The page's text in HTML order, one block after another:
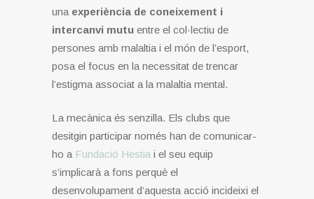
una experiència de coneixement i
intercanvi mutu entre el col·lectiu de
persones amb malaltia i el món de l’esport,
posa el focus en la necessitat de trencar
l’estigma associat a la malaltia mental.
La mecànica és senzilla. Els clubs que
desitgin participar només han de comunicar-
ho a Fundació Hestia i el seu equip
s’implicarà a fons perquè el
desenvolupament d’aquesta acció incideixi el